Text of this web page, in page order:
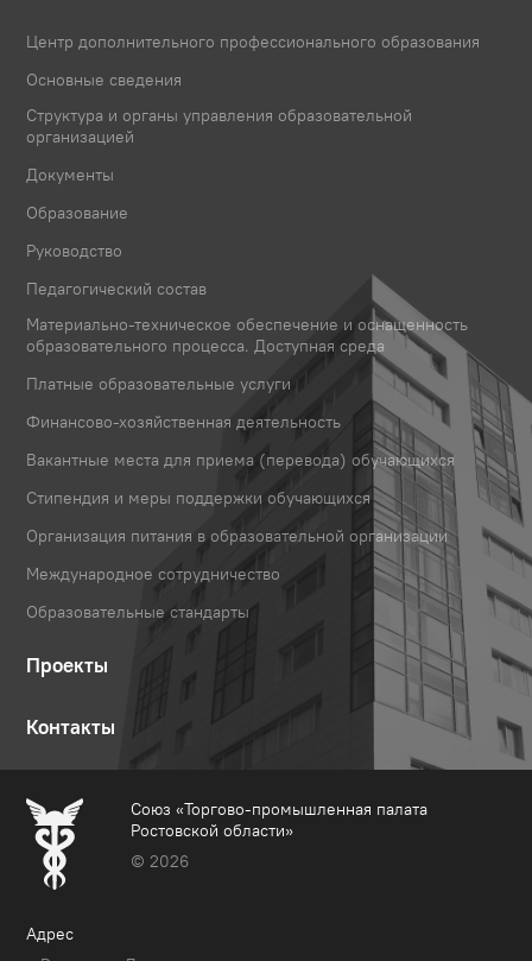
Центр дополнительного профессионального образования
Основные сведения
Структура и органы управления образовательной
организацией
Документы
Образование
Руководство
Педагогический состав
Материально-техническое обеспечение и оснащенность
образовательного процесса. Доступная среда
Платные образовательные услуги
Финансово-хозяйственная деятельность
Вакантные места для приема (перевода) обучающихся
Стипендия и меры поддержки обучающихся
Организация питания в образовательной организации
Международное сотрудничество
Образовательные стандарты
Проекты
Контакты
Союз «Торгово-промышленная палата
Ростовской области»
© 2026
Адрес